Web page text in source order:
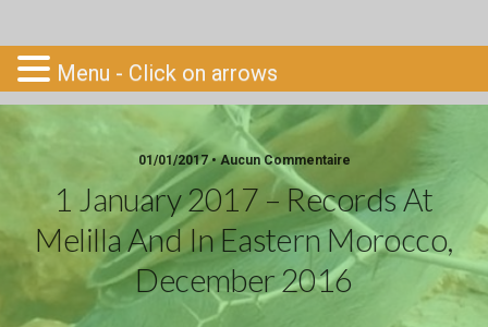
Go-South
01/01/2017 • Aucun Commentaire
1 January 2017 – Records At
Melilla And In Eastern Morocco,
December 2016
Menu - Click on arrows